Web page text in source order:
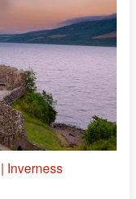
Inverness